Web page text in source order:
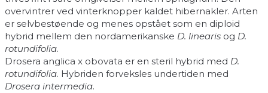
overvintrer ved vinterknopper kaldet hibernakler. Arten
er selvbestøende og menes opstået som en diploid
hybrid mellem den nordamerikanske D. linearis og D.
rotundifolia.
Drosera anglica x obovata er en steril hybrid med D.
rotundifolia. Hybriden forveksles undertiden med
Drosera intermedia.